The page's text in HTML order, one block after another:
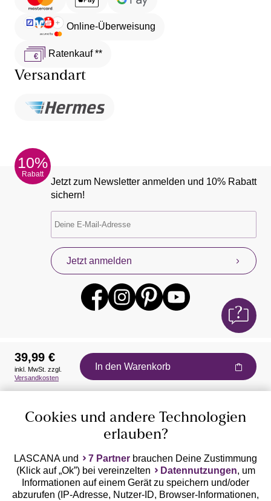
Online-Überweisung
Ratenkauf **
Versandart
10%
Rabatt
Jetzt zum Newsletter anmelden und 10% Rabatt
sichern!
Jetzt anmelden
Auszeichnungen
Geprüfte Sicherheit
39,99 €
inkl. MwSt. zzgl.
Versandkosten
In den Warenkorb
Cookies und andere Technologien
erlauben?
LASCANA und 7 Partner brauchen Deine Zustimmung
(Klick auf „Ok”) bei vereinzelten
Datennutzungen, um
Informationen auf einem Gerät zu speichern und/oder
abzurufen (IP-Adresse, Nutzer-ID, Browser-Informationen,